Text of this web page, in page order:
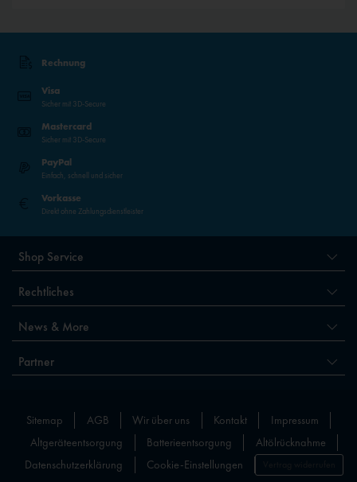
Rechnung
Visa
Sicher mit 3D-Secure
Mastercard
Sicher mit 3D-Secure
PayPal
Einfach, schnell und sicher
Vorkasse
Direkt ohne Zahlungsdienstleister
Shop Service
Rechtliches
News & More
Partner
Sitemap AGB Wir über uns Kontakt
Impressum
Altgeräteentsorgung
Batterieentsorgung
Altölrücknahme
Datenschutzerklärung
Cookie-Einstellungen